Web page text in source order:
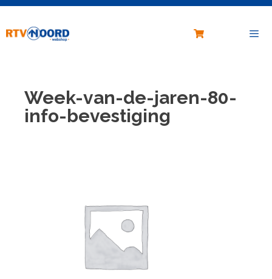
naar
Week-van-de-jaren-80-
info-bevestiging